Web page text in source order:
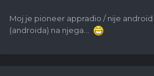
Moj je pioneer appradio / nije android
(androida) na njega...